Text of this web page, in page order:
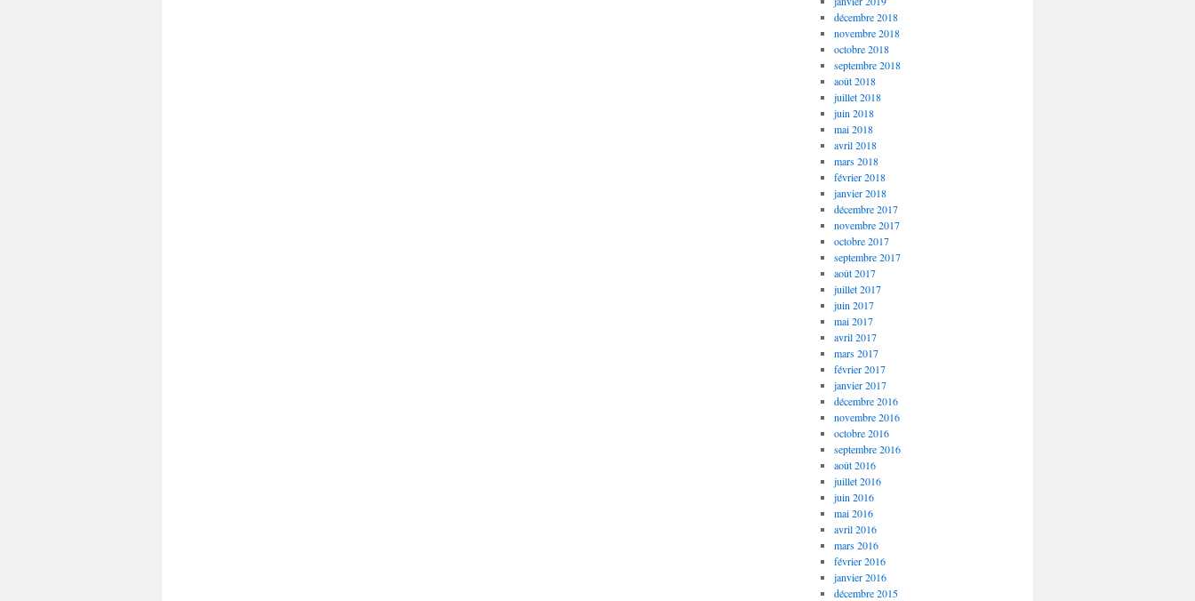
décembre 2018
novembre 2018
octobre 2018
septembre 2018
août 2018
juillet 2018
juin 2018
mai 2018
avril 2018
mars 2018
février 2018
janvier 2018
décembre 2017
novembre 2017
octobre 2017
septembre 2017
août 2017
juillet 2017
juin 2017
mai 2017
avril 2017
mars 2017
février 2017
janvier 2017
décembre 2016
novembre 2016
octobre 2016
septembre 2016
août 2016
juillet 2016
juin 2016
mai 2016
avril 2016
mars 2016
février 2016
janvier 2016
décembre 2015